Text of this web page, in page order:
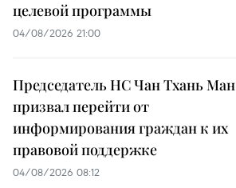
целевой программы
04/08/2026 21:00
Председатель НС Чан Тхань Ман
призвал перейти от
информирования граждан к их
правовой поддержке
04/08/2026 08:12